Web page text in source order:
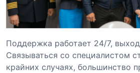
Поддержка работает 24/7,
Связываться со специалистом
крайних случаях, большинство